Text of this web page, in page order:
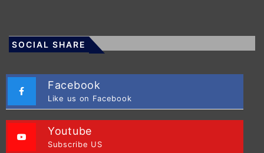
SOCIAL SHARE
Facebook
Like us on Facebook
Youtube
Subscribe US